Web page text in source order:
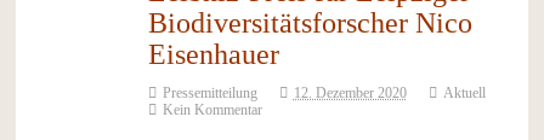
Biodiversitätsforscher Nico
Eisenhauer
Pressemitteilung 12. Dezember 2020
Aktuell
Kein Kommentar